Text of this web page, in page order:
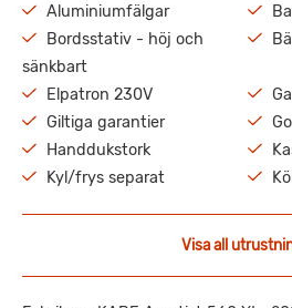
Aluminiumfälgar
Bordsstativ - höj och
sänkbart
Elpatron 230V
Giltiga garantier
Handdukstork
Kyl/frys separat
Visa all